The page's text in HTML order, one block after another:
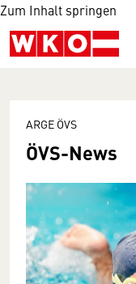
Zum Inhalt springen
ARGE ÖVS
ÖVS-News